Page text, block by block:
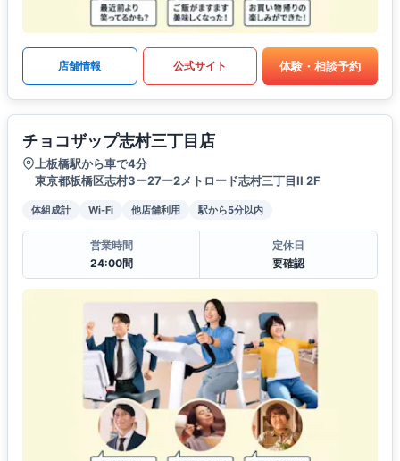
店舗情報 公式サイト 体験・相談予約
チョコザップ志村三丁目店
上板橋駅から車で4分
東京都板橋区志村3ー27ー2メトロード志村三丁目II 2F
体組成計 Wi-Fi 他店舗利用 駅から5分以内
営業時間
24:00間
定休日
要確認